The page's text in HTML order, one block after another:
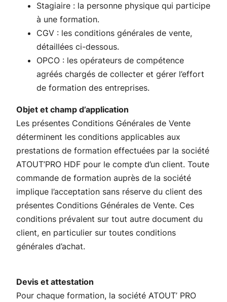
Stagiaire : la personne physique qui participe
à une formation.
CGV : les conditions générales de vente,
détaillées ci-dessous.
OPCO : les opérateurs de compétence
agréés chargés de collecter et gérer l’effort
de formation des entreprises.
Objet et champ d’application
Les présentes Conditions Générales de Vente
déterminent les conditions applicables aux
prestations de formation effectuées par la société
ATOUT’PRO HDF pour le compte d’un client. Toute
commande de formation auprès de la société
implique l’acceptation sans réserve du client des
présentes Conditions Générales de Vente. Ces
conditions prévalent sur tout autre document du
client, en particulier sur toutes conditions
générales d’achat.
Devis et attestation
Pour chaque formation, la société ATOUT’ PRO